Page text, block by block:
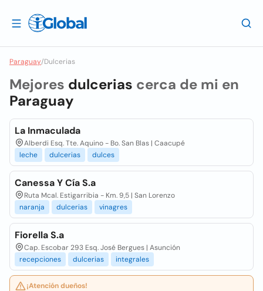
Paraguay/Dulcerias
Mejores dulcerias cerca de mi en
Paraguay
La Inmaculada
Alberdi Esq. Tte. Aquino - Bo. San Blas | Caacupé
leche
dulcerias dulces
Canessa Y Cía S.a
Ruta Mcal. Estigarribia - Km. 9,5 | San Lorenzo
naranja
dulcerias vinagres
Fiorella S.a
Cap. Escobar 293 Esq. José Bergues | Asunción
recepciones
dulcerias integrales
¡Atención dueños!